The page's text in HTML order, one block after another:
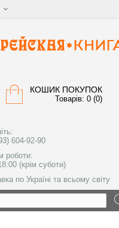
КОШИК ПОКУПОК
Товарів: 0 (0)
604-92-90
роботи:
(крім суботи)
по Україні та всьому світу